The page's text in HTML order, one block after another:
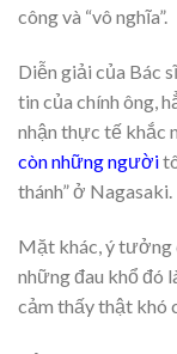
công và “vô nghĩa”.
Diễn giải của Bác
tin của chính ông,
nhận thực tế khắc
còn những người
thánh” ở Nagasaki.
Mặt khác, ý tưởng
những đau khổ đó
cảm thấy thật khó